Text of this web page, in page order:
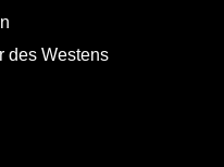
des Westens